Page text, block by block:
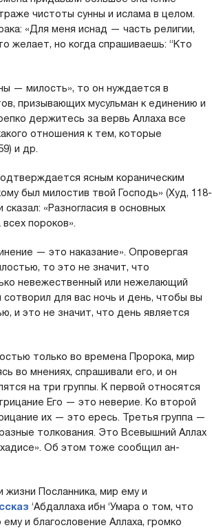
чистоты сунны и ислама в целом.
«Для меня иснад — часть религии,
желает, но когда спрашиваешь: “Кто
— милость», то он нуждается в
призывающих мусульман к единению и
держитесь за вервь Аллаха все
отношения к тем, которые
и др.
ясным кораническим
был милостив твой Господь» (Худ, 118-
«Разногласия в основных
пороков».
— это наказание». Опровергая
то это не значит, что
невежественный или нежелающий
для вас ночь и день, чтобы вы
и это не значит, что день является
только во времена Пророка, мир
во мнениях, спрашивали его, и он
на три группы. К первой относятся
Его — это неверие. Ко второй
их — это ересь. Третья группа —
толкования. Это Всевышний Аллах
Об этом тоже сообщил ан-
Посланника, мир ему и
‘Абдаллаха ибн ‘Умара о том, что
и благословение Аллаха, громко